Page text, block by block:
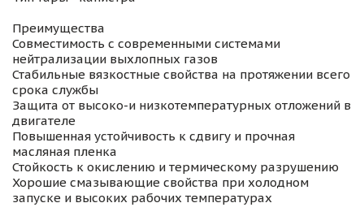
Преимущества
Совместимость с современными системами
нейтрализации выхлопных газов
Стабильные вязкостные свойства на протяжении всего
срока службы
Защита от высоко-и низкотемпературных отложений в
двигателе
Повышенная устойчивость к сдвигу и прочная
масляная пленка
Стойкость к окислению и термическому разрушению
Хорошие смазывающие свойства при холодном
запуске и высоких рабочих температурах